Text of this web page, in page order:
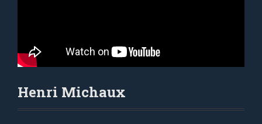
Henri Michaux